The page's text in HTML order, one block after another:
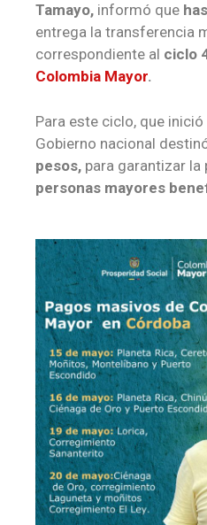
Tamayo, informó que
entrega la transferencia
correspondiente al ciclo
Colombia Mayor.
Para este ciclo, que
Gobierno nacional
pesos, para garantizar
personas mayores